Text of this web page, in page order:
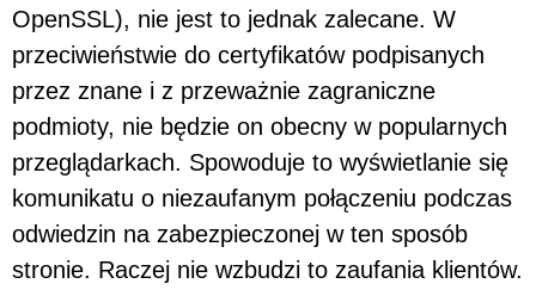
OpenSSL), nie jest to jednak zalecane. W
przeciwieństwie do certyfikatów podpisanych
przez znane i z przeważnie zagraniczne
podmioty, nie będzie on obecny w popularnych
przeglądarkach. Spowoduje to wyświetlanie się
komunikatu o niezaufanym połączeniu podczas
odwiedzin na zabezpieczonej w ten sposób
stronie. Raczej nie wzbudzi to zaufania klientów.